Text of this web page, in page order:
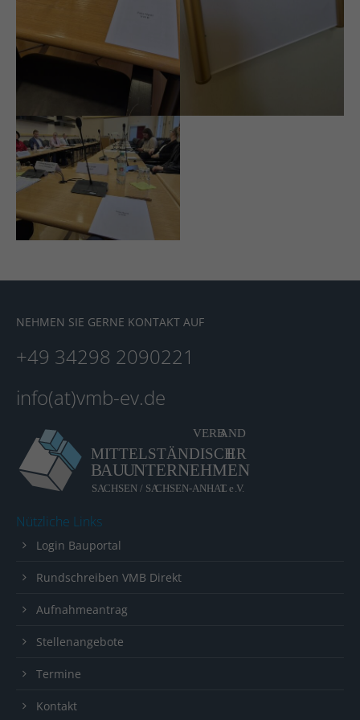
About us
Lorem ipsum dolor sit amet, consectetuer
Aenean commodo ligula eget dolor. Aenean massa.
Cum sociis natoque penatibus et magnis dis
parturient montes, nascetur ridiculus mus. Donec
quam felis, ultricies nec.
NEHMEN SIE GERNE KONTAKT AUF
+49 34298 2090221
info(at)vmb-ev.de
Nützliche Links
Login Bauportal
Rundschreiben VMB Direkt
Aufnahmeantrag
Stellenangebote
Termine
Kontakt